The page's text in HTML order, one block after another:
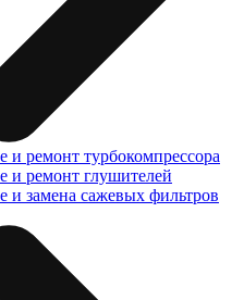
и ремонт турбокомпрессора
и ремонт глушителей
и замена сажевых фильтров